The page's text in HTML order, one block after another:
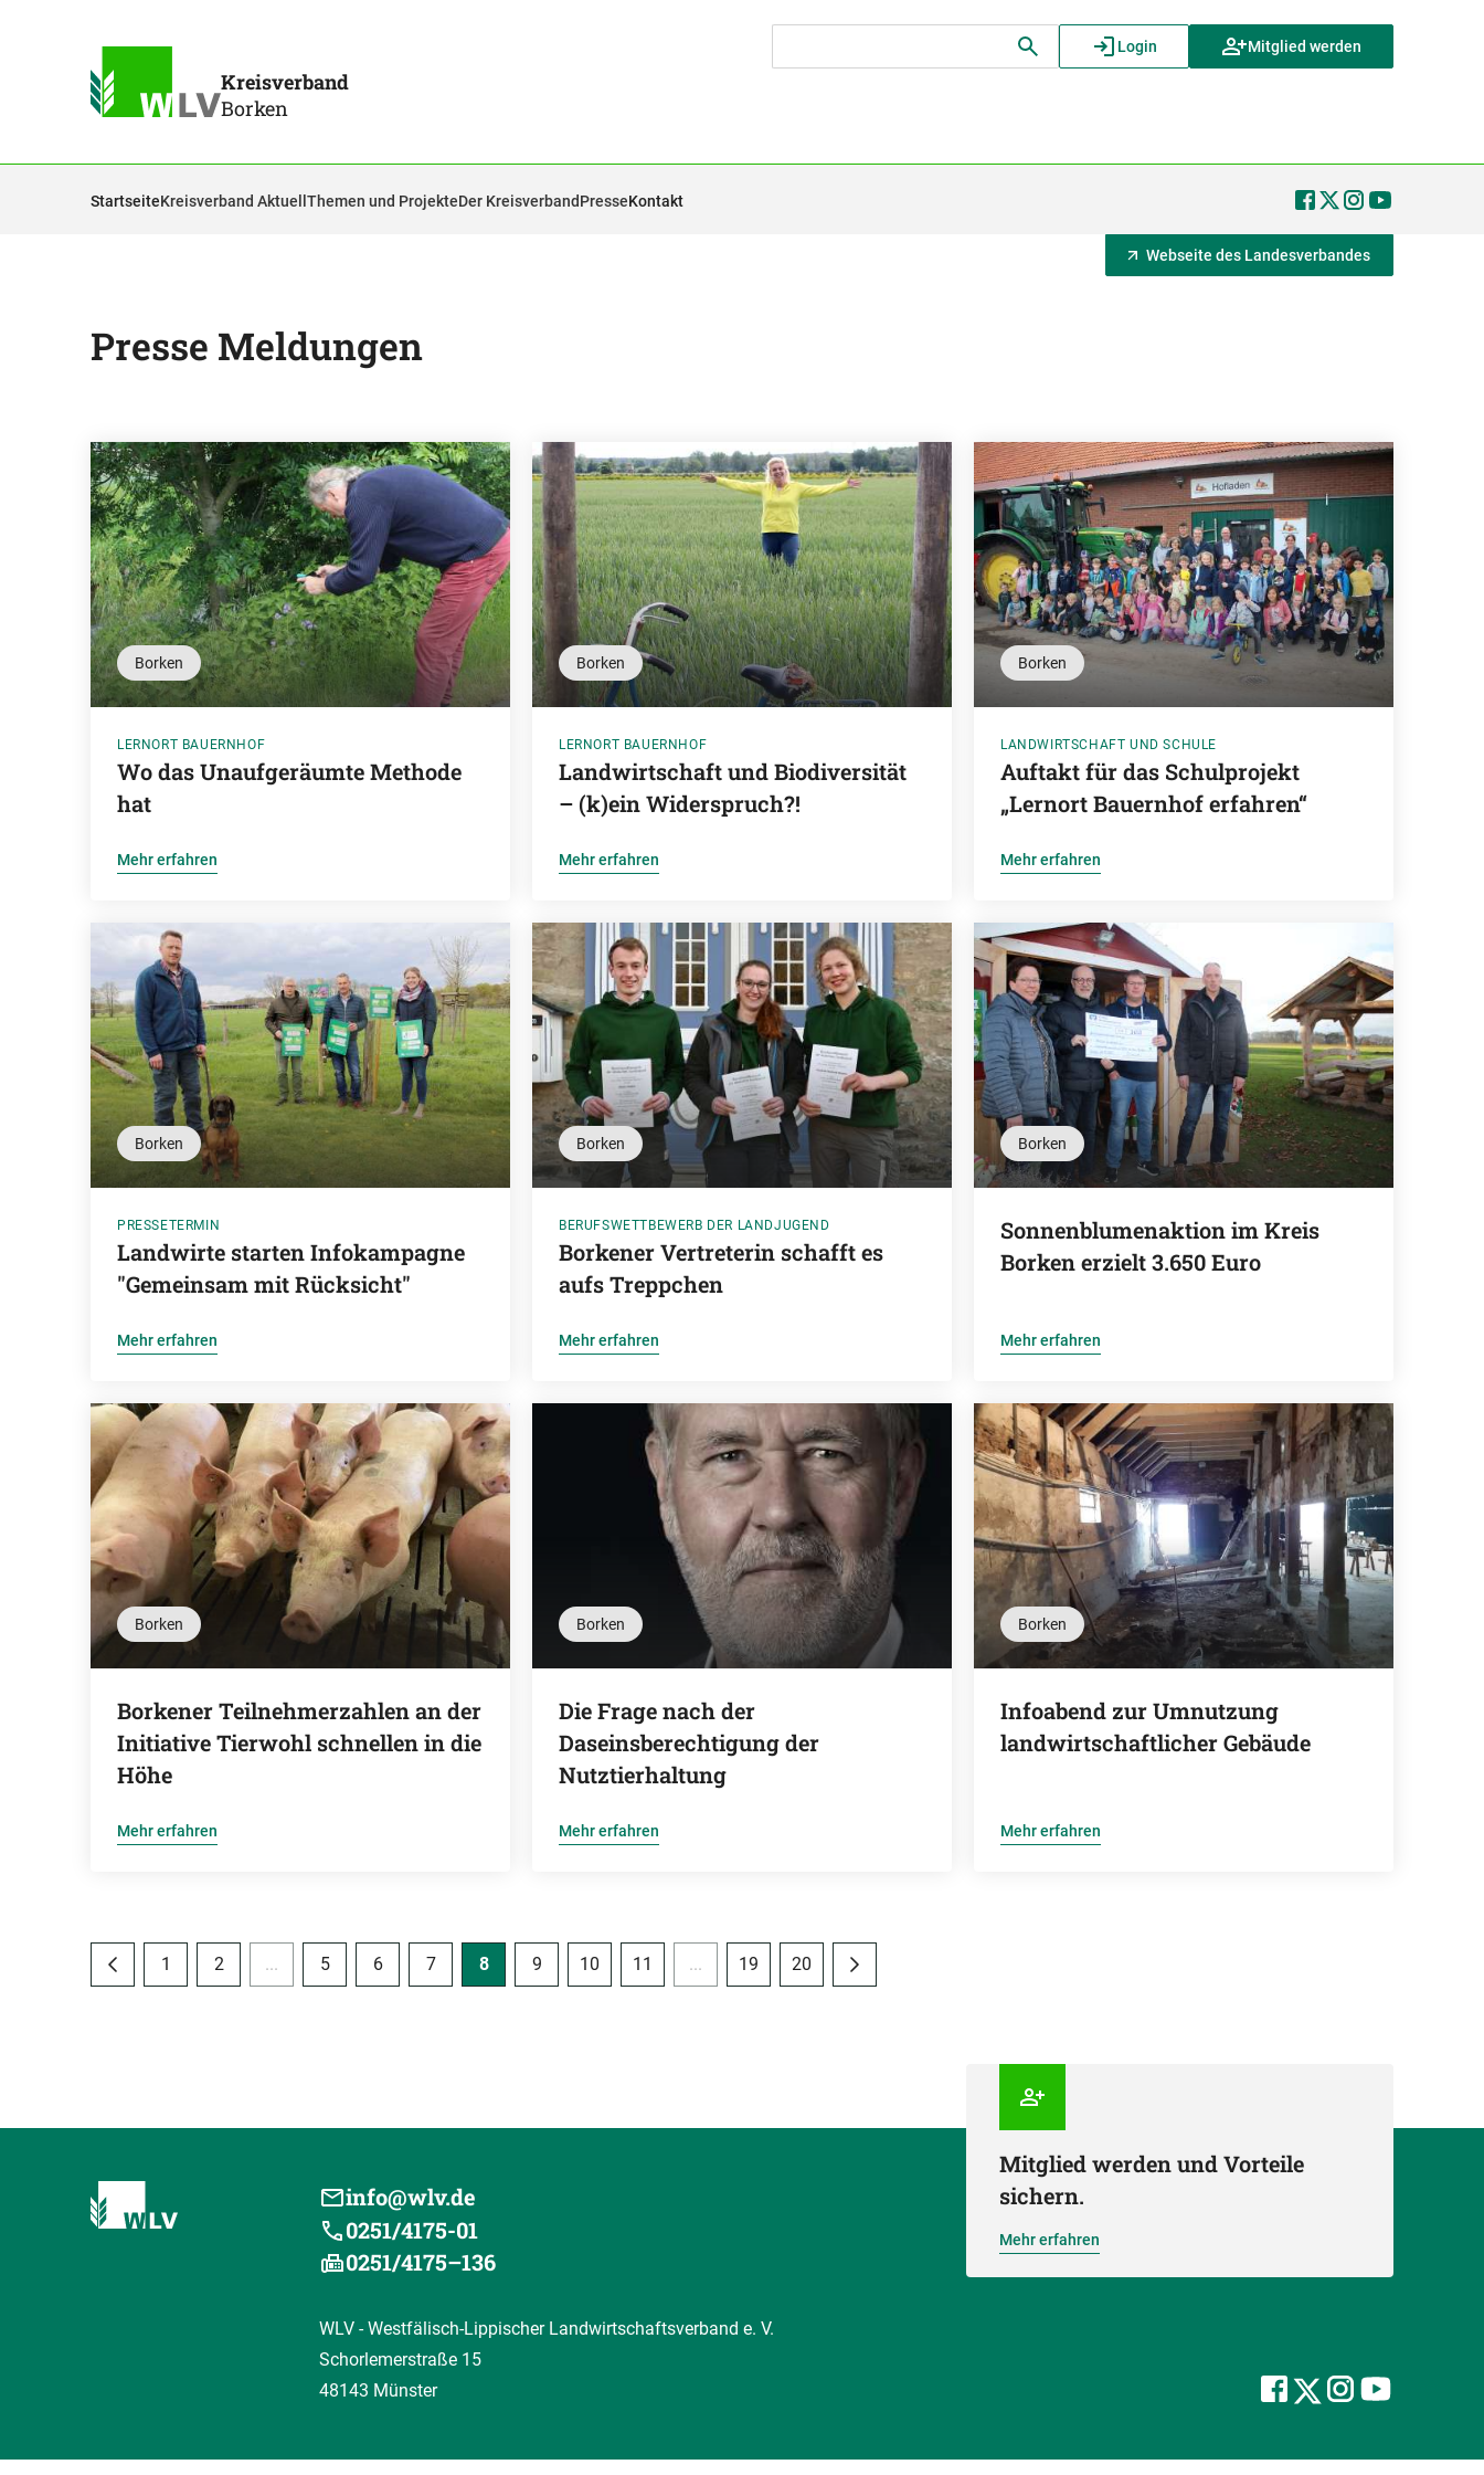
Kreisverband
Borken
Login Mitglied werden
StartseiteKreisverband Aktuell Themen und ProjekteDer KreisverbandPresseKontakt
Webseite des Landesverbandes
Presse Meldungen
Borken
LERNORT BAUERNHOF
Wo das Unaufgeräumte Methode
hat
Mehr erfahren
Borken
LERNORT BAUERNHOF
Landwirtschaft und Biodiversität
– (k)ein Widerspruch?!
Mehr erfahren
Borken
LANDWIRTSCHAFT UND SCHULE
Auftakt für das Schulprojekt
„Lernort Bauernhof erfahren“
Mehr erfahren
Borken
PRESSETERMIN
Landwirte starten Infokampagne
"Gemeinsam mit Rücksicht"
Mehr erfahren
Borken
BERUFSWETTBEWERB DER LANDJUGEND
Borkener Vertreterin schafft es
aufs Treppchen
Mehr erfahren
Borken
Sonnenblumenaktion im Kreis
Borken erzielt 3.650 Euro
Mehr erfahren
Borken
Borkener Teilnehmerzahlen an der
Initiative Tierwohl schnellen in die
Höhe
Mehr erfahren
Borken
Die Frage nach der
Daseinsberechtigung der
Nutztierhaltung
Mehr erfahren
Borken
Infoabend zur Umnutzung
landwirtschaftlicher Gebäude
Mehr erfahren
1 2 ... 5 6 7 8 9 10 11 ... 19 20
Mitglied werden und Vorteile
sichern.
Mehr erfahren
info@wlv.de
0251/4175-01
0251/4175–136
WLV - Westfälisch-Lippischer Landwirtschaftsverband e. V.
Schorlemerstraße 15
48143 Münster